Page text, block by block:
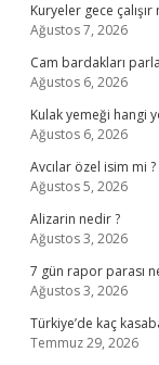
Kuryeler gece çalışır
Ağustos 7, 2026
Cam bardakları
Ağustos 6, 2026
Kulak yemeği hangi
Ağustos 6, 2026
Avcılar özel isim mi ?
Ağustos 5, 2026
Alizarin nedir ?
Ağustos 3, 2026
7 gün rapor parası
Ağustos 3, 2026
Türkiye’de kaç
Temmuz 29, 2026